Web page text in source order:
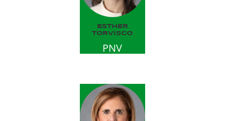
ESTHER
TORVISCO
PNV